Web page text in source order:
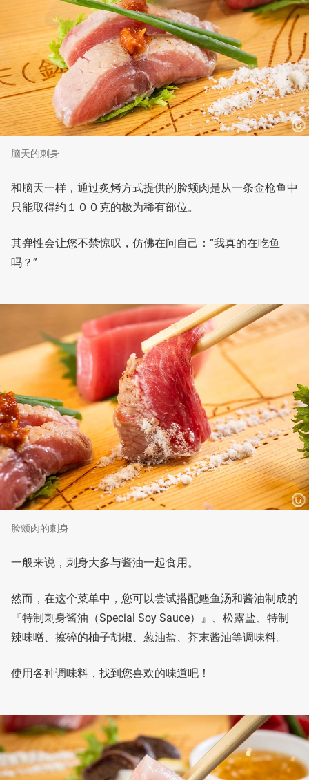
脑天的刺身
和脑天一样，通过炙烤方式提供的脸颊肉是从一条金枪鱼中
只能取得约１００克的极为稀有部位。
其弹性会让您不禁惊叹，仿佛在问自己：“我真的在吃鱼
吗？”
脸颊肉的刺身
一般来说，刺身大多与酱油一起食用。
然而，在这个菜单中，您可以尝试搭配鲣鱼汤和酱油制成的
『特制刺身酱油（Special Soy Sauce）』、松露盐、特制
辣味噌、擦碎的柚子胡椒、葱油盐、芥末酱油等调味料。
使用各种调味料，找到您喜欢的味道吧！